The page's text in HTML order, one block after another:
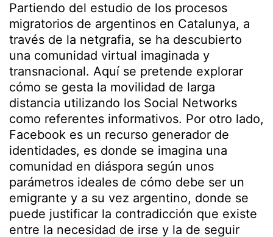
Partiendo del estudio de los procesos
migratorios de argentinos en Catalunya, a
través de la netgrafia, se ha descubierto
una comunidad virtual imaginada y
transnacional. Aquí se pretende explorar
cómo se gesta la movilidad de larga
distancia utilizando los Social Networks
como referentes informativos. Por otro lado,
Facebook es un recurso generador de
identidades, es donde se imagina una
comunidad en diáspora según unos
parámetros ideales de cómo debe ser un
emigrante y a su vez argentino, donde se
puede justificar la contradicción que existe
entre la necesidad de irse y la de seguir